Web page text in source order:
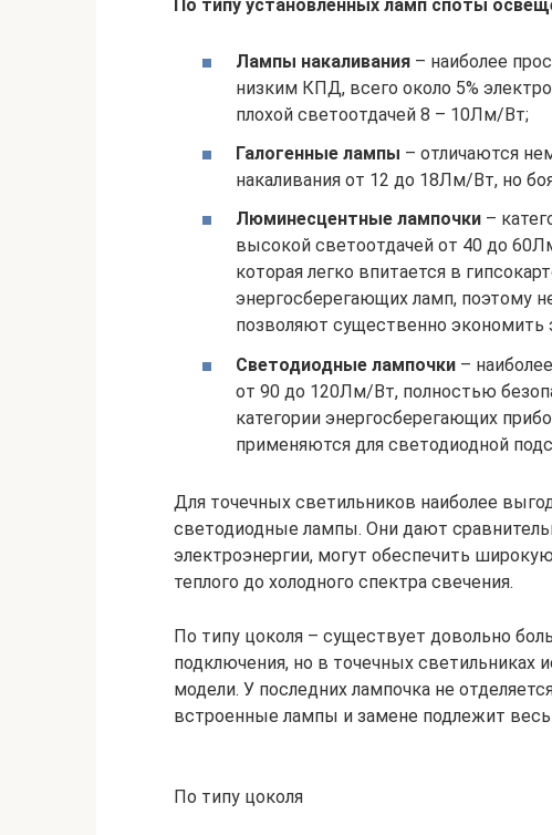
По типу установленных ламп споты
Лампы накаливания – наиболее
низким КПД, всего около 5%
плохой светоотдачей 8 – 10Лм/Вт;
Галогенные лампы – отличаются
накаливания от 12 до 18Лм/Вт, но
Люминесцентные лампочки –
высокой светоотдачей от 40 до
которая легко впитается в
энергосберегающих ламп, поэтому
позволяют существенно экономить
Светодиодные лампочки –
от 90 до 120Лм/Вт, полностью
категории энергосберегающих
применяются для светодиодной
Для точечных светильников наиболее
светодиодные лампы. Они дают
электроэнергии, могут обеспечить
теплого до холодного спектра свечения.
По типу цоколя – существует довольно
подключения, но в точечных светильниках
модели. У последних лампочка не
встроенные лампы и замене подлежит весь
По типу цоколя